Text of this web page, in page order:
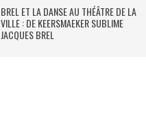
BREL ET LA DANSE AU THÉÂTRE DE LA
VILLE : DE KEERSMAEKER SUBLIME
JACQUES BREL